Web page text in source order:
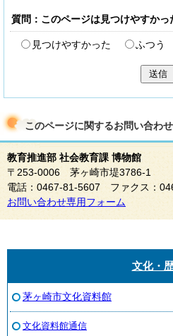
質問：このページは見つけやすかっ
見つけやすかった ふつう
送信
このページに関するお問い合わせ
教育推進部 社会教育課 博物館
〒253-0006 茅ヶ崎市堤3786-1
電話：0467-81-5607 ファクス：
お問い合わせ専用フォーム
文化・
茅ヶ崎市文化資料館
文化資料館通信